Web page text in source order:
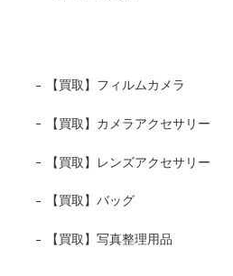
【買取】フィルムカメラ
【買取】カメラアクセサリー
【買取】レンズアクセサリー
【買取】バッグ
【買取】写真整理用品